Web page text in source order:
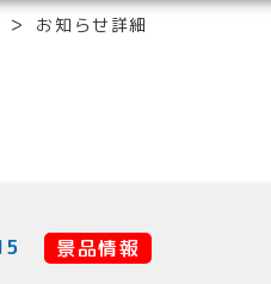
お知らせ詳細
景品情報